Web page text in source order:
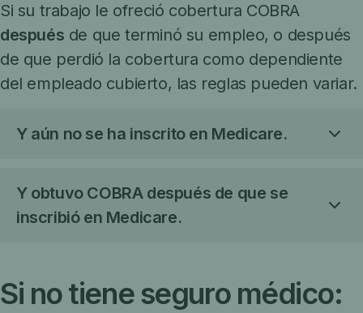
Si su trabajo le ofreció cobertura COBRA
después de que terminó su empleo, o después
de que perdió la cobertura como dependiente
del empleado cubierto, las reglas pueden variar.
Y aún no se ha inscrito en Medicare.
Y obtuvo COBRA después de que se
inscribió en Medicare.
Si no tiene seguro médico: